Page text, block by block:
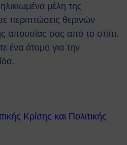
Πλημμύρες
Χιονοπτώσεις
Καύσωνας
Σεισμοί
Κατολισθίσεις
Νέα προϊόντα καπνού
μέλη της
περιπτώσεις θερινών
απουσίας σας από το σπίτι.
ένα άτομο για την
Κρίσης και Πολιτικής